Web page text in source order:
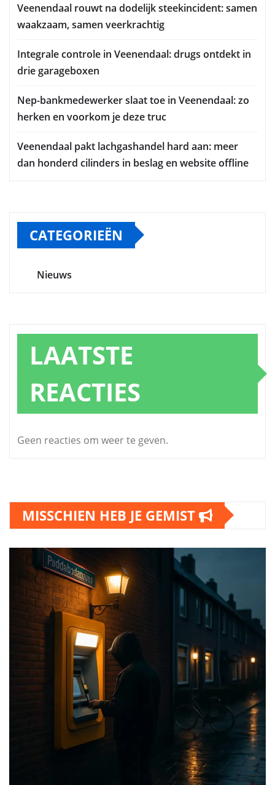
Veenendaal rouwt na dodelijk steekincident: samen
waakzaam, samen veerkrachtig
Integrale controle in Veenendaal: drugs ontdekt in
drie garageboxen
Nep-bankmedewerker slaat toe in Veenendaal: zo
herken en voorkom je deze truc
Veenendaal pakt lachgashandel hard aan: meer
dan honderd cilinders in beslag en website offline
CATEGORIEËN
Nieuws
LAATSTE
REACTIES
Geen reacties om weer te geven.
MISSCHIEN HEB JE GEMIST